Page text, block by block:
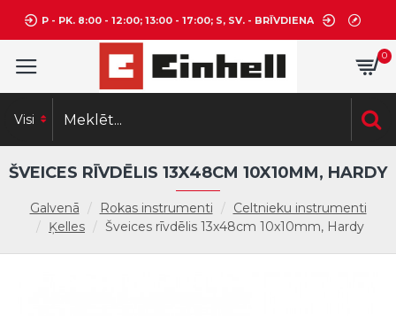
P - PK. 8:00 - 12:00; 13:00 - 17:00; S, SV. - BRĪVDIENA
0
Visi
Galvenā Rokas instrumenti
Celtnieku instrumenti
Ķelles
Šveices rīvdēlis 13x48cm 10x10mm, Hardy
ŠVEICES RĪVDĒLIS 13X48CM 10X10MM, HARDY